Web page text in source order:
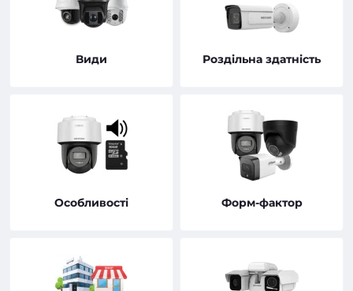
Види Роздільна здатність
Особливості Форм-фактор